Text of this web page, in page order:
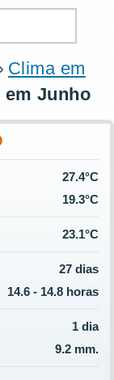
Clima em
Junho
27.4°C
19.3°C
23.1°C
27 dias
14.6 - 14.8 horas
1 dia
9.2 mm.